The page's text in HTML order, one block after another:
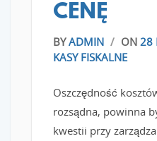
CENĘ
BYADMIN / ON 28
KASY FISKALNE
Oszczędność
rozsądna, powinna
kwestii przy